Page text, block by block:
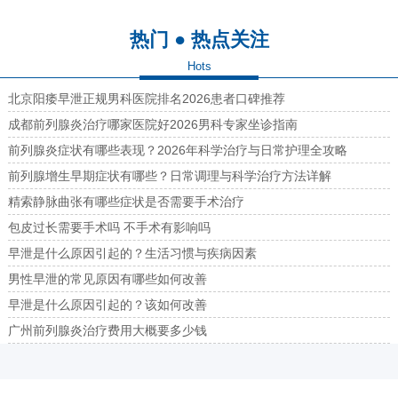
热门 ● 热点关注
Hots
北京阳痿早泄正规男科医院排名2026患者口碑推荐
成都前列腺炎治疗哪家医院好2026男科专家坐诊指南
前列腺炎症状有哪些表现？2026年科学治疗与日常护理全攻略
前列腺增生早期症状有哪些？日常调理与科学治疗方法详解
精索静脉曲张有哪些症状是否需要手术治疗
包皮过长需要手术吗 不手术有影响吗
早泄是什么原因引起的？生活习惯与疾病因素
男性早泄的常见原因有哪些如何改善
早泄是什么原因引起的？该如何改善
广州前列腺炎治疗费用大概要多少钱